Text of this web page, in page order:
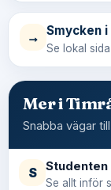
→ Smycken
Se lokal
Mer i
Snabba vägar
S Studenten
Se allt inför